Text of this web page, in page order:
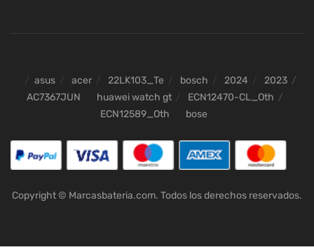
asus acer 22LK103_Te bosch 2024
2023
AC7367JUN
huawei watch gt
ECN12470-CL_Oth
ECN12589_Oth
bose
Copyright © Marcasbateria.com. Todos los derechos reservados.